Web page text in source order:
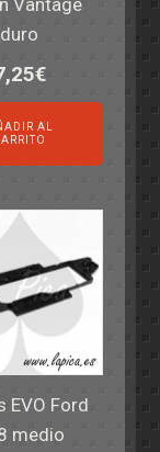
duro
€
AL
EVO Ford
medio